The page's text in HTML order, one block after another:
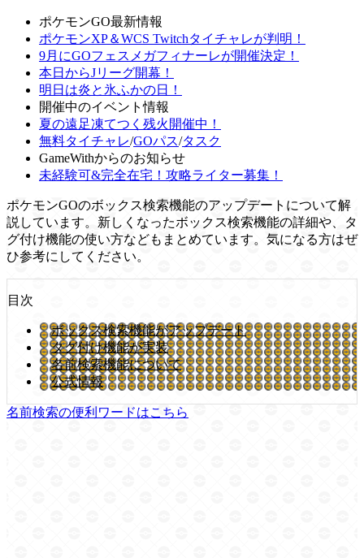
ポケモンGO最新情報
ポケモンXP＆WCS Twitchタイチャレが判明！
9月にGOフェスメガフィナーレが開催決定！
本日からJリーグ開幕！
明日は炎と氷ふかの日！
開催中のイベント情報
夏の遠足凍てつく残火開催中！
無料タイチャレ/GOパス/タスク
GameWithからのお知らせ
未経験可&完全在宅！攻略ライター募集！
ポケモンGOのボックス検索機能のアップデートについて解
説しています。新しくなったボックス検索機能の詳細や、タ
グ付け機能の使い方などもまとめています。気になる方はぜ
ひ参考にしてください。
目次
ボックス検索機能がアップデート
タグ付け機能が実装
名前検索機能について
公式情報
名前検索の便利ワードはこちら